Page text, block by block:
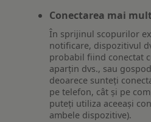
Conectarea mai
În sprijinul scopurilor
notificare, dispozitivul
probabil fiind conectat
aparțin dvs., sau
deoarece sunteți
pe telefon, cât și pe
puteți utiliza aceeași
ambele dispozitive).